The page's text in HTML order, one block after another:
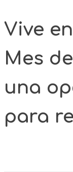
Vive
Mes
una
para